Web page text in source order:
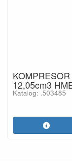
12,05cm3
Katalog: .503485